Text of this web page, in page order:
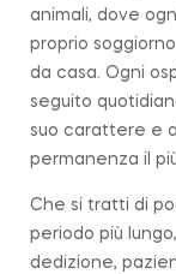
animali, dove
proprio
da casa. Ogni
seguito
suo carattere e
permanenza il
Che si tratti di
periodo più
dedizione,